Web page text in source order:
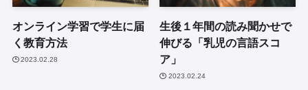
オンライン学習で学生に届
く教育方法
2023.02.28
生後１年間の読み聞かせで
伸びる「乳児の言語スコ
ア」
2023.02.24